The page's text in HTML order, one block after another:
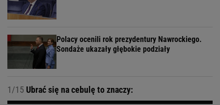
Polacy ocenili rok prezydentury Nawrockiego.
Sondaże ukazały głębokie podziały
1/15 Ubrać się na cebulę to znaczy: